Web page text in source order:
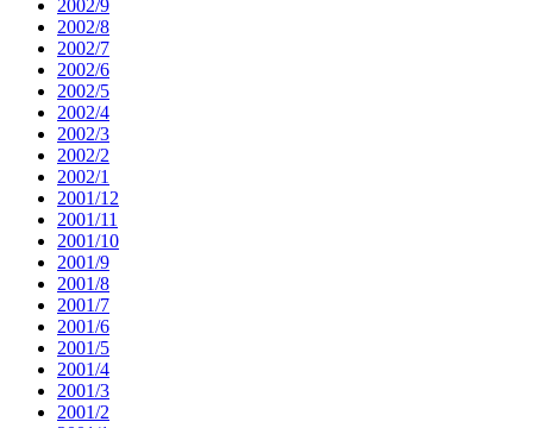
2002/9
2002/8
2002/7
2002/6
2002/5
2002/4
2002/3
2002/2
2002/1
2001/12
2001/11
2001/10
2001/9
2001/8
2001/7
2001/6
2001/5
2001/4
2001/3
2001/2